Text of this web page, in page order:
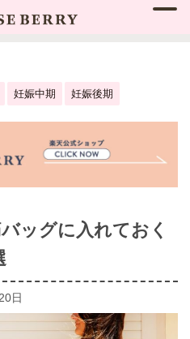
妊娠中期 妊娠後期
ッグに入れておく
日